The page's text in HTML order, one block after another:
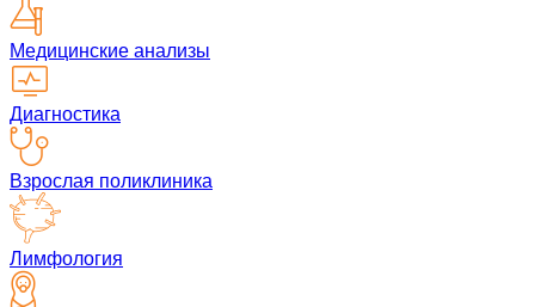
Медицинские анализы
Диагностика
Взрослая поликлиника
Лимфология